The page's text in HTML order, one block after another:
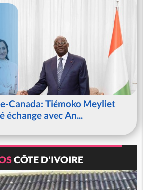
Canada: Tiémoko Meyliet
échange avec An...
CÔTE D'IVOIRE